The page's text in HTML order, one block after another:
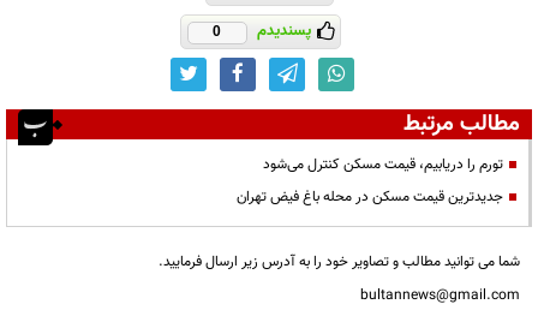
پسندیدم 0
مطالب مرتبط
تورم را دریابیم، قیمت مسکن کنترل می‌شود
جدیدترین قیمت مسکن در محله باغ فیض تهران
شما می توانید مطالب و تصاویر خود را به آدرس زیر ارسال فرمایید.
bultannews@gmail.com